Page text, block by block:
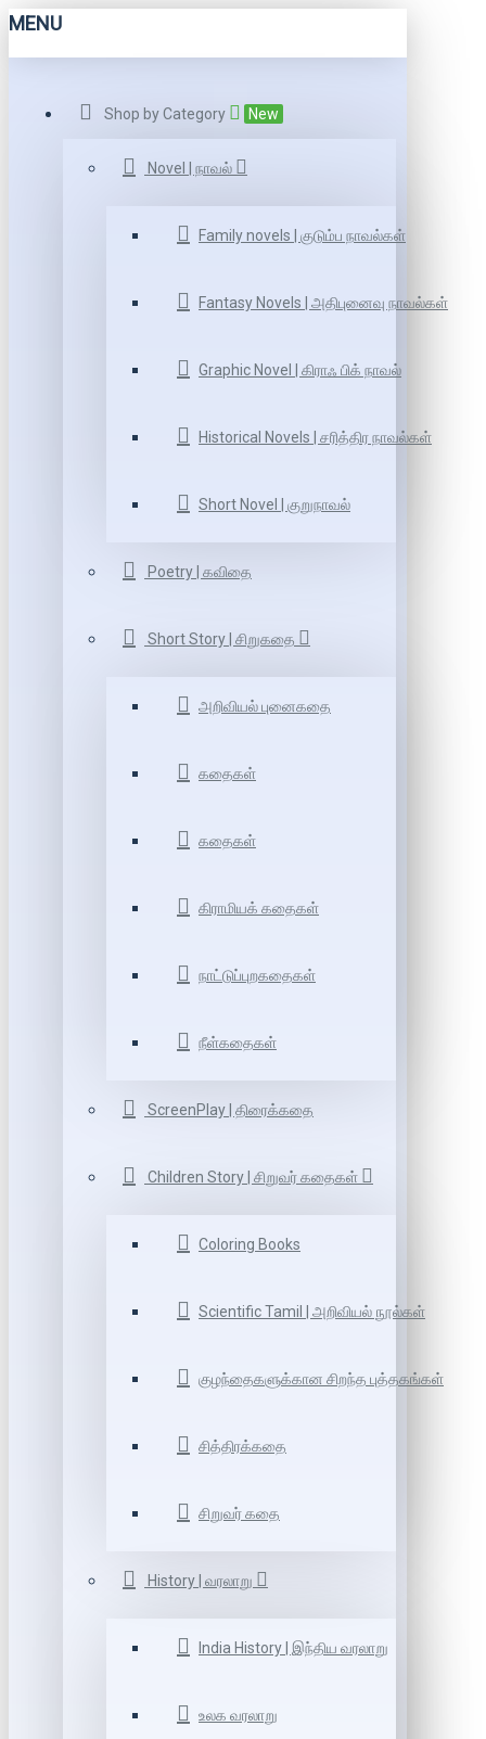
MENU
Shop by Category New
Novel | நாவல்
Family novels | குடும்ப நாவல்கள்
Fantasy Novels | அதிபுனைவு நாவல்கள்
Graphic Novel | கிராஃ பிக் நாவல்
Historical Novels | சரித்திர நாவல்கள்
Short Novel | குறுநாவல்
Poetry | கவிதை
Short Story | சிறுகதை
அறிவியல் புனைகதை
கதைகள்
கதைகள்
கிராமியக் கதைகள்
நாட்டுப்புறகதைகள்
நீள்கதைகள்
ScreenPlay | திரைக்கதை
Children Story | சிறுவர் கதைகள்
Coloring Books
Scientific Tamil | அறிவியல் நூல்கள்
குழந்தைகளுக்கான சிறந்த புத்தகங்கள்
சித்திரக்கதை
சிறுவர் கதை
History | வரலாறு
India History | இந்திய வரலாறு
உலக வரலாறு